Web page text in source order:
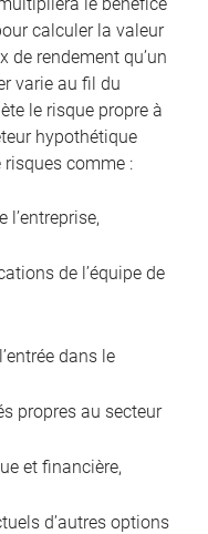
calculer la valeur
de rendement qu’un
varie au fil du
le risque propre à
hypothétique
comme :
l’entreprise,
de l’équipe de
dans le
propres au secteur
et financière,
d’autres options